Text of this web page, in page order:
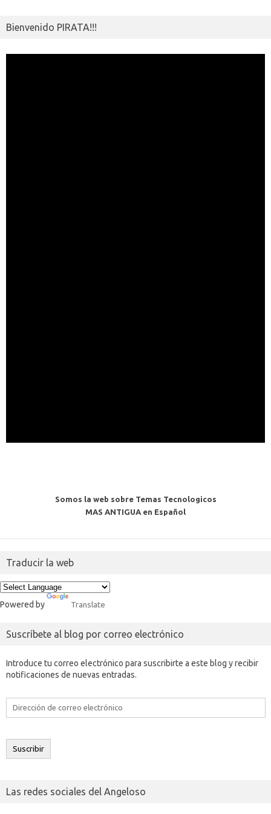
Bienvenido PIRATA!!!
Somos la web sobre Temas Tecnologicos
MAS ANTIGUA en Español
Traducir la web
Powered by Translate
Suscríbete al blog por correo electrónico
Introduce tu correo electrónico para suscribirte a este blog y recibir
notificaciones de nuevas entradas.
Dirección
electrónico
Suscribir
Las redes sociales del Angeloso